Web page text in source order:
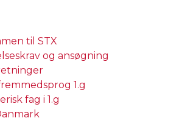
til STX
og ansøgning
1.g
fag i 1.g